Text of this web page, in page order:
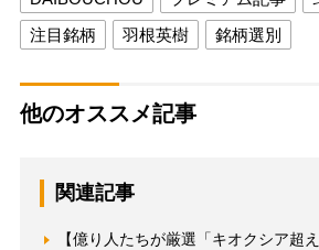
注目銘柄
羽根英樹 銘柄選別
他のオススメ記事
関連記事
【億り人たちが厳選「キオクシア超